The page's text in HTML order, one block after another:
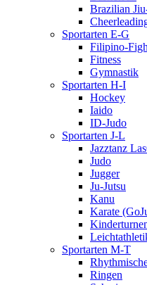
Brazilian
Sportarten E-G
Filipino-
Fitness
Gymnastik
Sportarten H-I
Hockey
Iaido
ID-Judo
Sportarten J-L
Jazztanz
Judo
Jugger
Ju-Jutsu
Kanu
Karate
Sportarten M-T
Ringen